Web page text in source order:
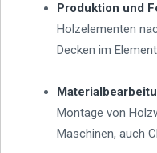
Produktion und
Holzelementen
Decken im
Montage von
Maschinen, auch